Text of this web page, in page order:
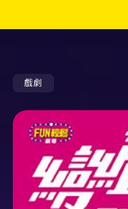
戲劇